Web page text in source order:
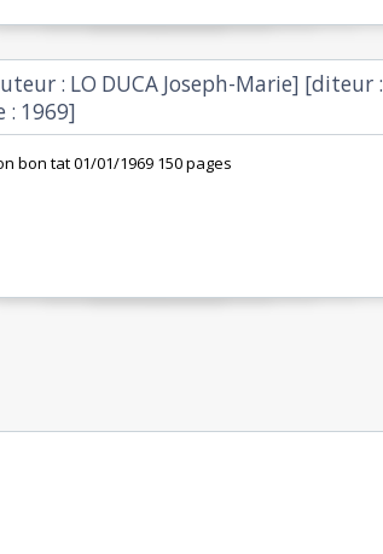
: LO DUCA Joseph-Marie] [diteur :
: 1969]‎
bon tat 01/01/1969 150 pages